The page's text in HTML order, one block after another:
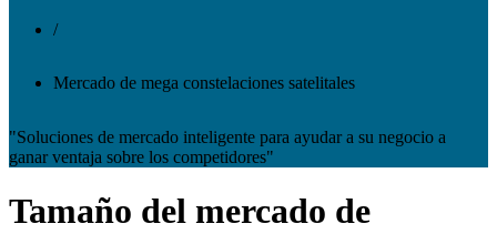
/
Mercado de mega constelaciones satelitales
"Soluciones de mercado inteligente para ayudar a su negocio a
ganar ventaja sobre los competidores"
Tamaño del mercado de